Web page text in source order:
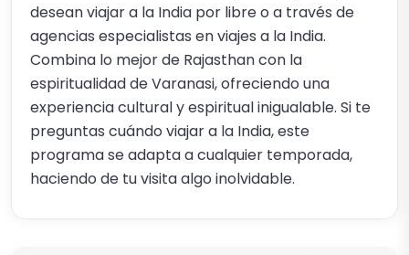
desean viajar a la India por libre o a través de
agencias especialistas en viajes a la India.
Combina lo mejor de Rajasthan con la
espiritualidad de Varanasi, ofreciendo una
experiencia cultural y espiritual inigualable. Si te
preguntas cuándo viajar a la India, este
programa se adapta a cualquier temporada,
haciendo de tu visita algo inolvidable.